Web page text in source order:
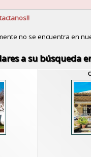
no se encuentra en
a su búsqueda